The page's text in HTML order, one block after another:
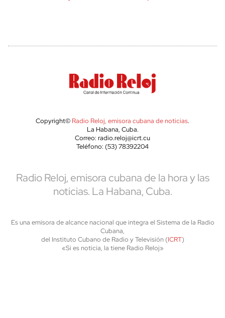
Copyright© Radio Reloj, emisora cubana de noticias.
La Habana, Cuba.
Correo: radio.reloj@icrt.cu
Teléfono: (53) 78392204
Radio Reloj, emisora cubana de la hora y las
noticias. La Habana, Cuba.
Es una emisora de alcance nacional que integra el Sistema de la Radio
Cubana,
del Instituto Cubano de Radio y Televisión (ICRT)
«Si es noticia, la tiene Radio Reloj»